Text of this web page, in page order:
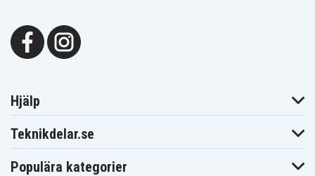
Hjälp
Teknikdelar.se
Populära kategorier